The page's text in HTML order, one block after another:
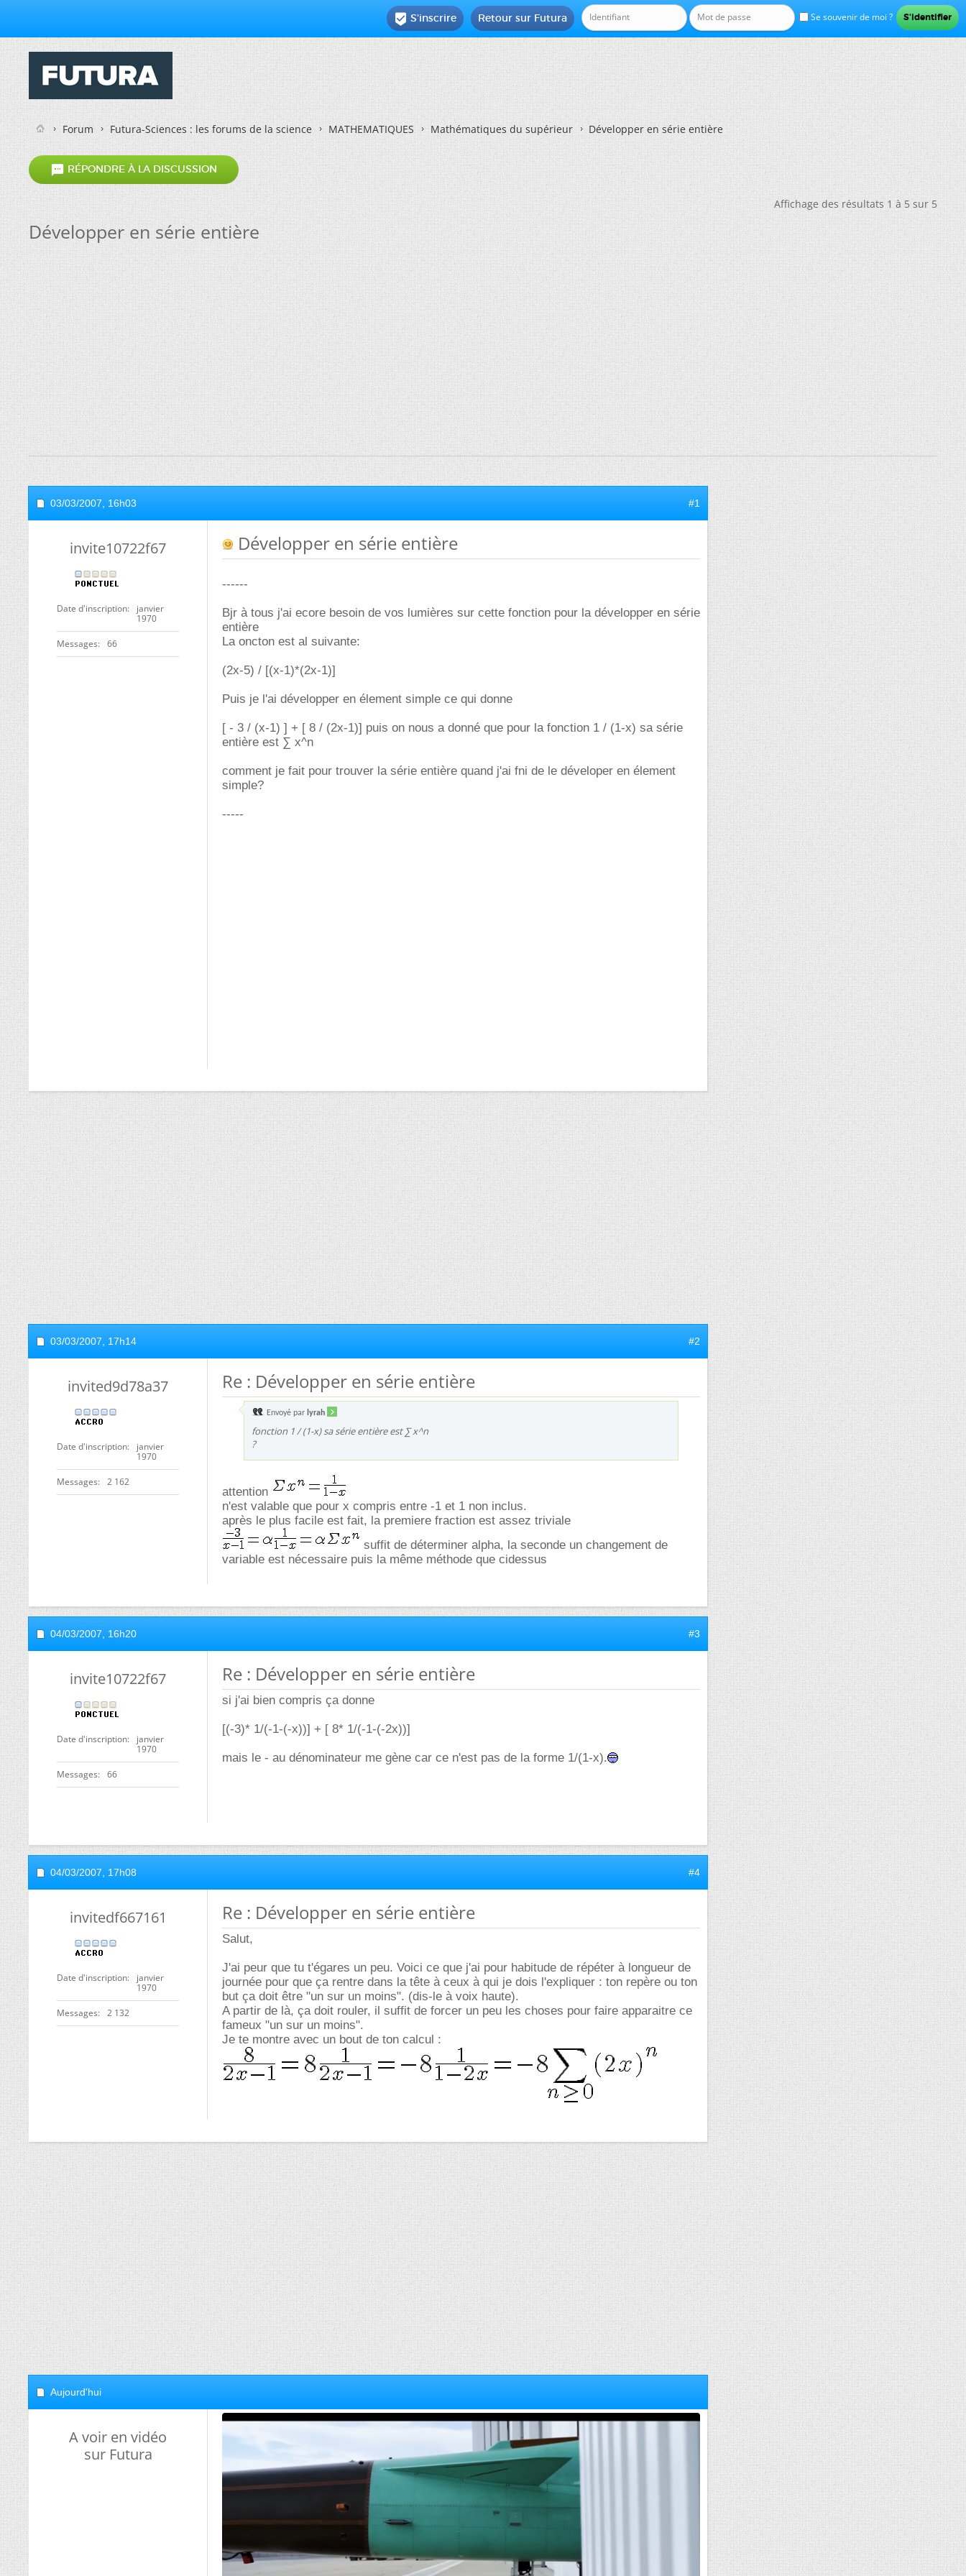
Se souvenir de moi ?
Retour sur Futura
 S'inscrire
Forum Futura-Sciences : les forums de la science MATHEMATIQUES Mathématiques du supérieur Développer en série entière
 RÉPONDRE À LA DISCUSSION
Affichage des résultats 1 à 5 sur 5
Développer en série entière
03/03/2007, 16h03 #1
invite10722f67
Date d'inscription
janvier
1970
Messages 66
Développer en série entière
------
Bjr à tous j'ai ecore besoin de vos lumières sur cette fonction pour la développer en série
entière
La oncton est al suivante:
(2x-5) / [(x-1)*(2x-1)]
Puis je l'ai développer en élement simple ce qui donne
[ - 3 / (x-1) ] + [ 8 / (2x-1)] puis on nous a donné que pour la fonction 1 / (1-x) sa série
entière est ∑ x^n
comment je fait pour trouver la série entière quand j'ai fni de le déveloper en élement
simple?
-----
03/03/2007, 17h14 #2
invited9d78a37
Date d'inscription
janvier
1970
Messages 2 162
Re : Développer en série entière
Envoyé par lyrah
fonction 1 / (1-x) sa série entière est ∑ x^n
?
attention
n'est valable que pour x compris entre -1 et 1 non inclus.
après le plus facile est fait, la premiere fraction est assez triviale
suffit de déterminer alpha, la seconde un changement de
variable est nécessaire puis la même méthode que cidessus
04/03/2007, 16h20 #3
invite10722f67
Date d'inscription
janvier
1970
Messages 66
Re : Développer en série entière
si j'ai bien compris ça donne
[(-3)* 1/(-1-(-x))] + [ 8* 1/(-1-(-2x))]
mais le - au dénominateur me gène car ce n'est pas de la forme 1/(1-x).
04/03/2007, 17h08 #4
invitedf667161
Date d'inscription
janvier
1970
Messages 2 132
Re : Développer en série entière
Salut,
J'ai peur que tu t'égares un peu. Voici ce que j'ai pour habitude de répéter à longueur de
journée pour que ça rentre dans la tête à ceux à qui je dois l'expliquer : ton repère ou ton
but ça doit être "un sur un moins". (dis-le à voix haute).
A partir de là, ça doit rouler, il suffit de forcer un peu les choses pour faire apparaitre ce
fameux "un sur un moins".
Je te montre avec un bout de ton calcul :
Aujourd'hui
A voir en vidéo
sur Futura